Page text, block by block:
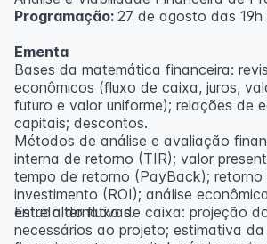
Programação: 27 de agosto das 19h
Ementa
Bases da matemática financeira:
econômicos (fluxo de caixa, juros,
futuro e valor uniforme); relações de
capitais; descontos.
Métodos de análise e avaliação
interna de retorno (TIR); valor
tempo de retorno (PayBack); retorno
investimento (ROI); análise
entre alternativas.
Estudo do fluxo de caixa: projeção
necessários ao projeto; estimativa